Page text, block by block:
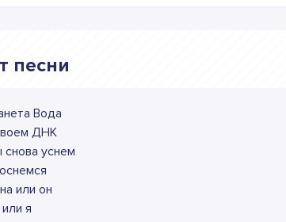
песни
Вода
ДНК
уснем
или он
я